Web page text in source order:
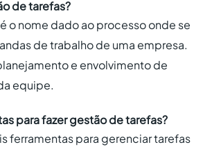
de tarefas?
o nome dado ao processo onde se
de trabalho de uma empresa.
e envolvimento de
equipe.
para fazer gestão de tarefas?
ferramentas para gerenciar tarefas